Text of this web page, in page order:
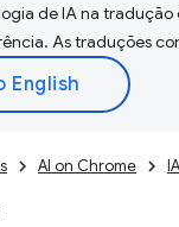
de IA na tradução
As traduções
AI on Chrome